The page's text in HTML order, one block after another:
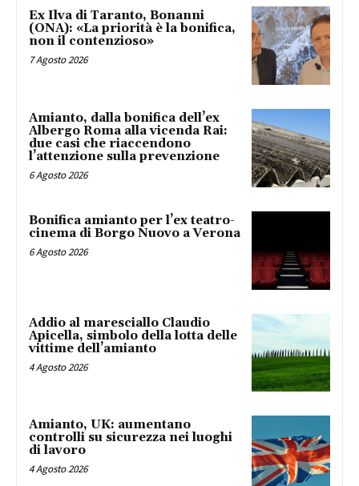
Ex Ilva di Taranto, Bonanni
(ONA): «La priorità è la bonifica,
non il contenzioso»
7 Agosto 2026
Amianto, dalla bonifica dell’ex
Albergo Roma alla vicenda Rai:
due casi che riaccendono
l’attenzione sulla prevenzione
6 Agosto 2026
Bonifica amianto per l’ex teatro-
cinema di Borgo Nuovo a Verona
6 Agosto 2026
Addio al maresciallo Claudio
Apicella, simbolo della lotta delle
vittime dell’amianto
4 Agosto 2026
Amianto, UK: aumentano
controlli su sicurezza nei luoghi
di lavoro
4 Agosto 2026